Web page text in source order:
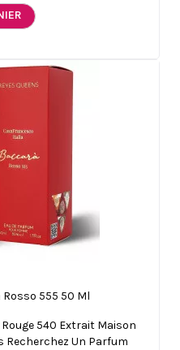
555 50 Ml
540 Extrait Maison
Recherchez Un Parfum